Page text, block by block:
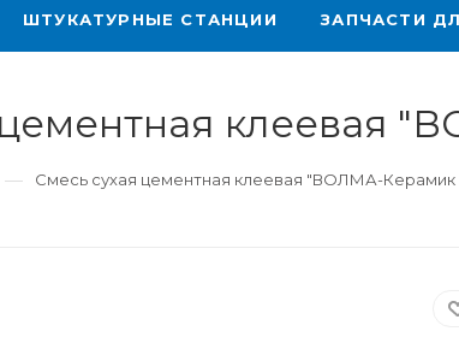
ШТУКАТУРНЫЕ СТАНЦИИ ЗАПЧАСТИ
клеевая
— Смесь сухая цементная клеевая "ВОЛМА-Керамик